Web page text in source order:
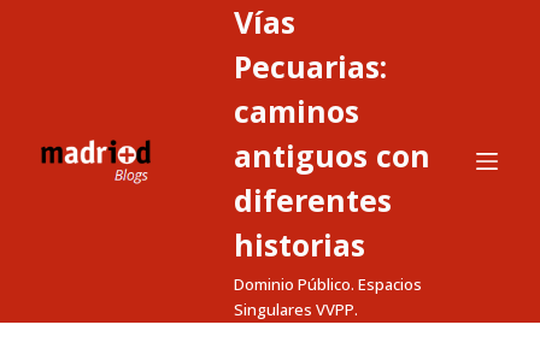
Vías
Pecuarias:
caminos
antiguos con
diferentes
historias
Dominio Público. Espacios
Singulares VVPP.